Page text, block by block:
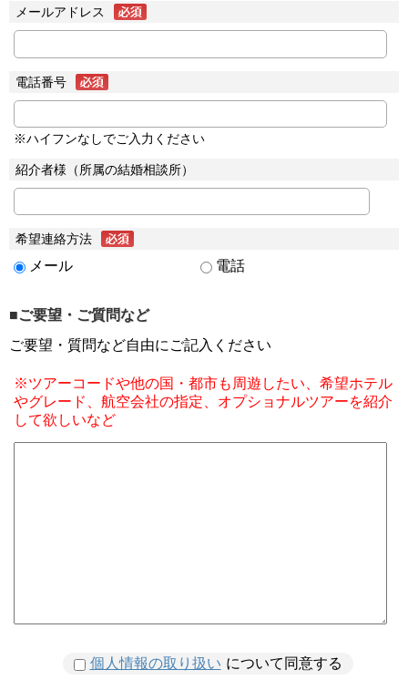
メールアドレス
電話番号
※ハイフンなしでご入力ください
紹介者様（所属の結婚相談所）
希望連絡方法
メール 電話
■ご要望・ご質問など
ご要望・質問など自由にご記入ください
※ツアーコードや他の国・都市も周遊したい、希望ホテル
やグレード、航空会社の指定、オプショナルツアーを紹介
して欲しいなど
個人情報の取り扱い について同意する